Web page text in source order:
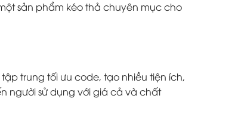
sản phẩm kéo thả chuyên mục cho
trung tối ưu code, tạo nhiều tiện ích,
người sử dụng với giá cả và chất